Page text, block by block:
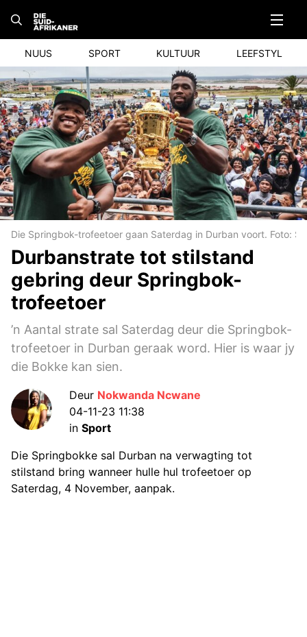
content
NUUS SPORT KULTUUR LEEFSTYL
Die Springbok-trofeetoer gaan Saterdag in Durban voort. Foto:
Durbanstrate tot stilstand
gebring deur Springbok-
trofeetoer
’n Aantal strate sal Saterdag deur die Springbok-
trofeetoer in Durban geraak word. Hier is waar jy
die Bokke kan sien.
Deur Nokwanda Ncwane
04-11-23 11:38
in Sport
Die Springbokke sal Durban na verwagting tot
stilstand bring wanneer hulle hul trofeetoer op
Saterdag, 4 November, aanpak.